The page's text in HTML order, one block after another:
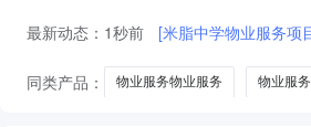
最新动态： 1秒前 [米脂中学物业服务项
同类产品： 物业服务物业服务 物业服